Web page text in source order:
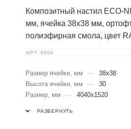
Композитный настил ECO-
мм, ячейка 38х38 мм,
полиэфирная смола, цвет
АРТ. 3004
Размер ячейки, мм —
38х38
Высота ячейки, мм
—
30
Размер, мм
— 4040х1520
РАЗВЕРНУТЬ